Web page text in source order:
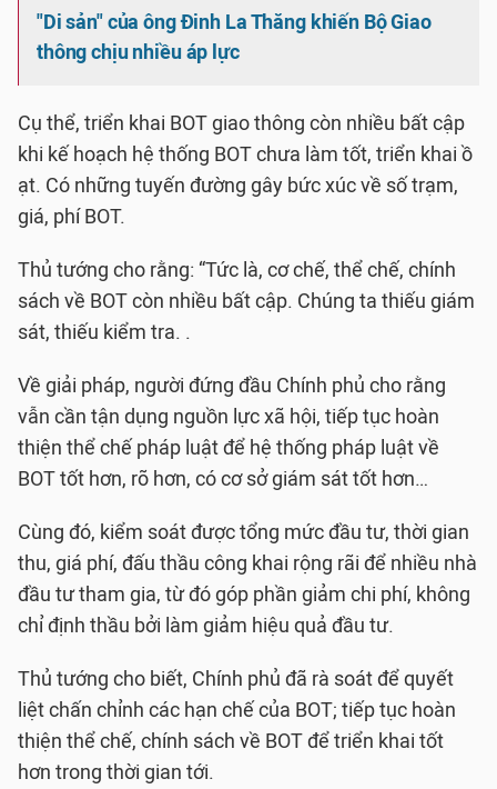
"Di sản" của ông Đinh La Thăng khiến Bộ Giao
thông chịu nhiều áp lực
Cụ thể, triển khai BOT giao thông còn nhiều bất cập
khi kế hoạch hệ thống BOT chưa làm tốt, triển khai ồ
ạt. Có những tuyến đường gây bức xúc về số trạm,
giá, phí BOT.
Thủ tướng cho rằng: “Tức là, cơ chế, thể chế, chính
sách về BOT còn nhiều bất cập. Chúng ta thiếu giám
sát, thiếu kiểm tra. .
Về giải pháp, người đứng đầu Chính phủ cho rằng
vẫn cần tận dụng nguồn lực xã hội, tiếp tục hoàn
thiện thể chế pháp luật để hệ thống pháp luật về
BOT tốt hơn, rõ hơn, có cơ sở giám sát tốt hơn…
Cùng đó, kiểm soát được tổng mức đầu tư, thời gian
thu, giá phí, đấu thầu công khai rộng rãi để nhiều nhà
đầu tư tham gia, từ đó góp phần giảm chi phí, không
chỉ định thầu bởi làm giảm hiệu quả đầu tư.
Thủ tướng cho biết, Chính phủ đã rà soát để quyết
liệt chấn chỉnh các hạn chế của BOT; tiếp tục hoàn
thiện thể chế, chính sách về BOT để triển khai tốt
hơn trong thời gian tới.